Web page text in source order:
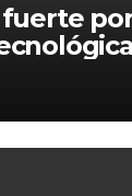
#crypto